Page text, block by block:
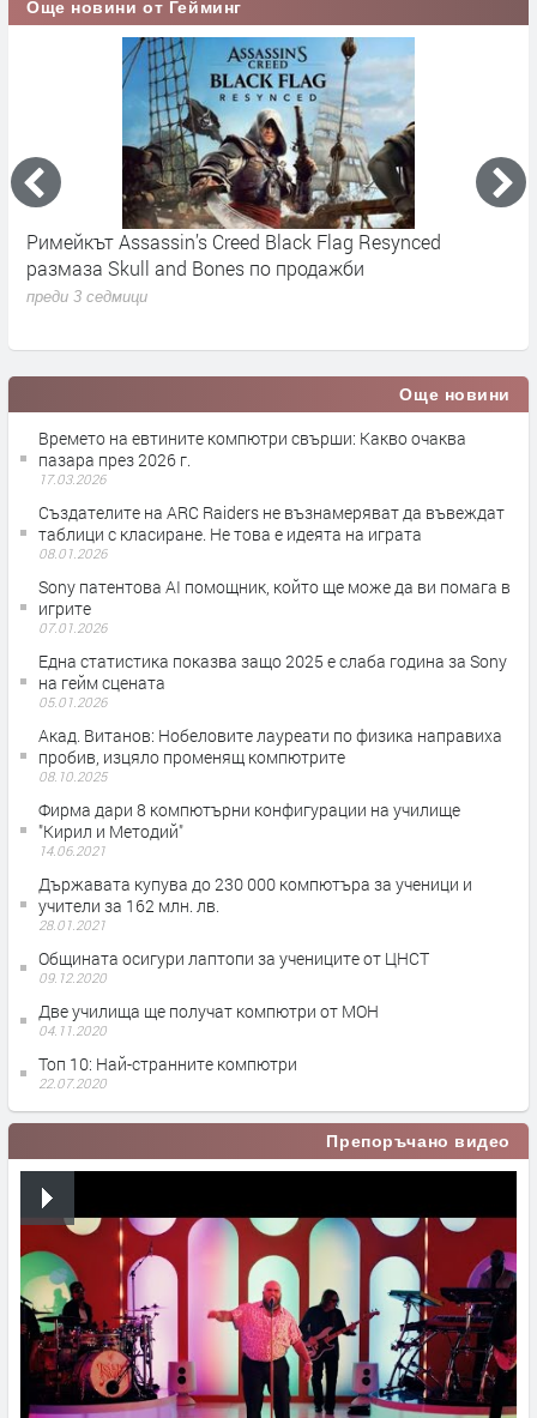
Още новини от Гейминг
Краят на дисковете за PlayStation: Sony смекчава
прехода към дигитално бъдеще през 2028 година
преди 1 месец
Още новини
Времето на евтините компютри свърши: Какво очаква
пазара през 2026 г.
17.03.2026
Създателите на ARC Raiders не възнамеряват да въвеждат
таблици с класиране. Не това е идеята на играта
08.01.2026
Sony патентова AI помощник, който ще може да ви помага в
игрите
07.01.2026
Една статистика показва защо 2025 е слаба година за Sony
на гейм сцената
05.01.2026
Акад. Витанов: Нобеловите лауреати по физика направиха
пробив, изцяло променящ компютрите
08.10.2025
Фирма дари 8 компютърни конфигурации на училище
"Кирил и Методий"
14.06.2021
Държавата купува до 230 000 компютъра за ученици и
учители за 162 млн. лв.
28.01.2021
Общината осигури лаптопи за учениците от ЦНСТ
09.12.2020
Две училища ще получат компютри от МОН
04.11.2020
Топ 10: Най-странните компютри
22.07.2020
Препоръчано видео